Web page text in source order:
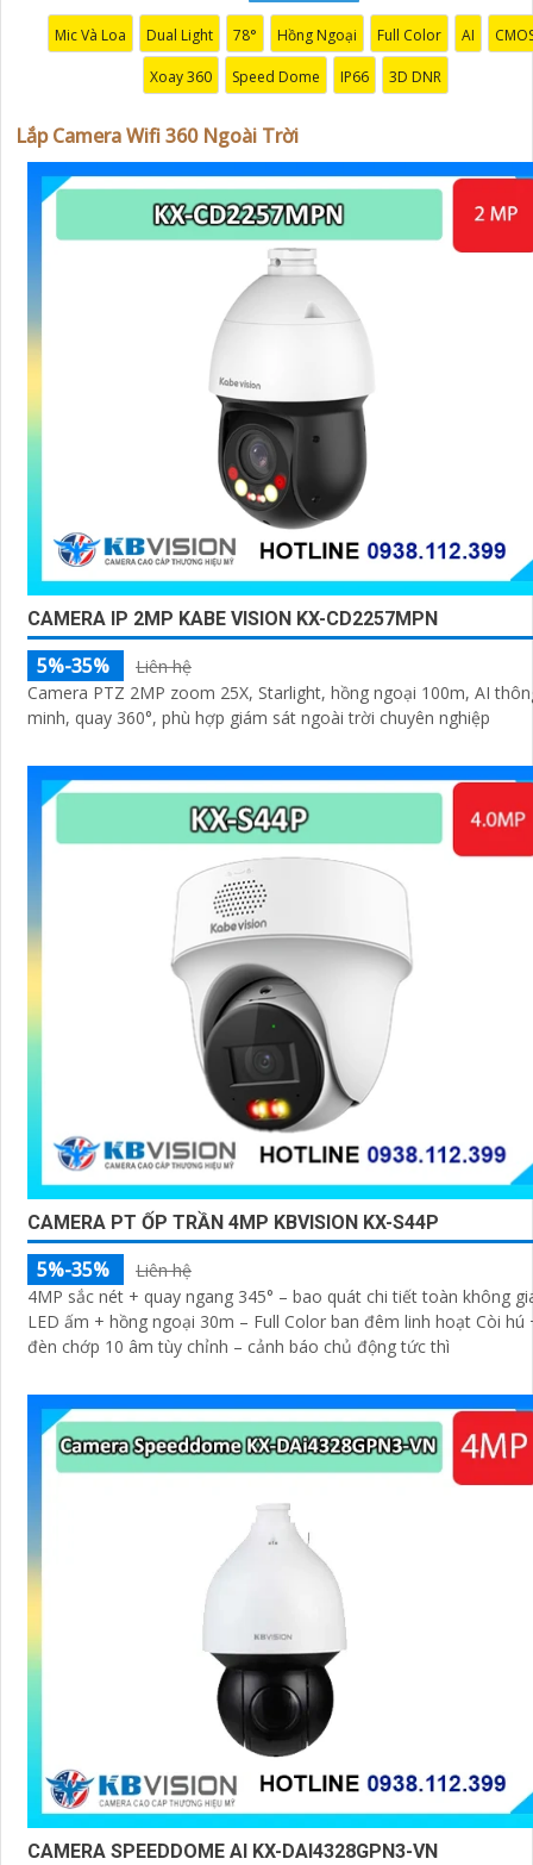
Mic Và Loa Dual Light 78° Hồng Ngoại Full Color AI
Xoay 360 Speed Dome IP66 3D DNR
Lắp Camera Wifi 360 Ngoài Trời
CAMERA IP 2MP KABE VISION KX-CD2257MPN
5%-35%
Liên hệ
Camera PTZ 2MP zoom 25X, Starlight, hồng ngoại 100m, AI
minh, quay 360°, phù hợp giám sát ngoài trời chuyên nghiệp
CAMERA PT ỐP TRẦN 4MP KBVISION KX-S44P
5%-35%
Liên hệ
4MP sắc nét + quay ngang 345° – bao quát chi tiết toàn không
LED ấm + hồng ngoại 30m – Full Color ban đêm linh hoạt Còi hú
đèn chớp 10 âm tùy chỉnh – cảnh báo chủ động tức thì
CAMERA SPEEDDOME AI KX-DAI4328GPN3-VN